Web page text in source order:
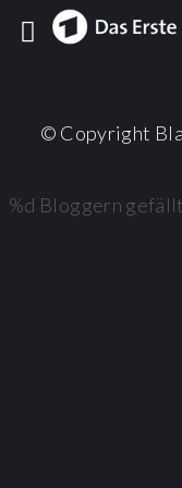
© Copyright
%d Bloggern